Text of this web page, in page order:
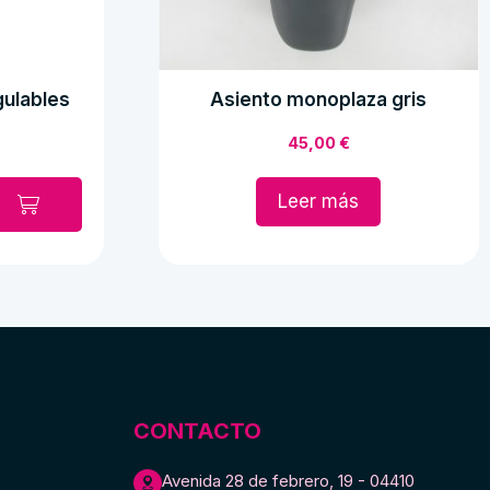
Asiento monoplaza gris
45,00€
Leer más
CONTACTO
Avenida 28 de febrero, 19 - 04410